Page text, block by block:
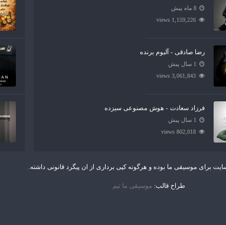
8 ماه پیش
1,159,226 views
رضا صادقی - آلبوم برنده
1 سال پیش
3,061,843 views
فرزاد سعادت - هوش مصنوعی سیزده
1 سال پیش
802,018 views
برای موسیقی ما بوده و هرگونه کپی برداری از ان پیگرد قانونی داشته.
طراح قالب: موسیقی ما تیم